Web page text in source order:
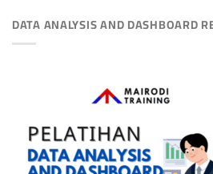
DATA ANALYSIS AND DASHBOARD